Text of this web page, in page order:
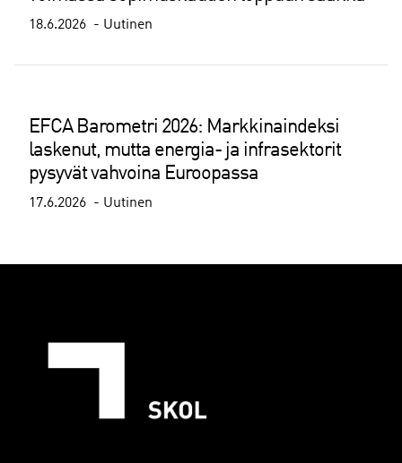
18.6.2026 Uutinen
EFCA Barometri 2026: Markkinaindeksi
laskenut, mutta energia- ja infrasektorit
pysyvät vahvoina Euroopassa
17.6.2026 Uutinen